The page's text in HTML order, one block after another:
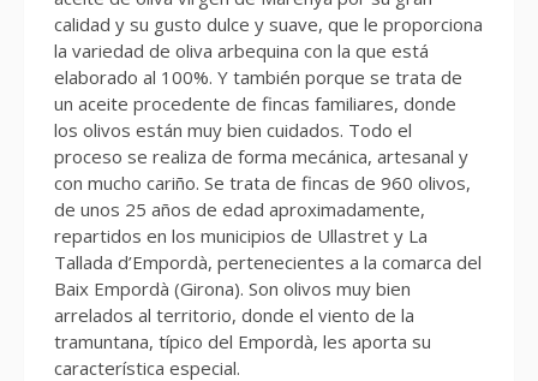
calidad y su gusto dulce y suave, que le proporciona
la variedad de oliva arbequina con la que está
elaborado al 100%. Y también porque se trata de
un aceite procedente de fincas familiares, donde
los olivos están muy bien cuidados. Todo el
proceso se realiza de forma mecánica, artesanal y
con mucho cariño. Se trata de fincas de 960 olivos,
de unos 25 años de edad aproximadamente,
repartidos en los municipios de Ullastret y La
Tallada d’Empordà, pertenecientes a la comarca del
Baix Empordà (Girona). Son olivos muy bien
arrelados al territorio, donde el viento de la
tramuntana, típico del Empordà, les aporta su
característica especial.